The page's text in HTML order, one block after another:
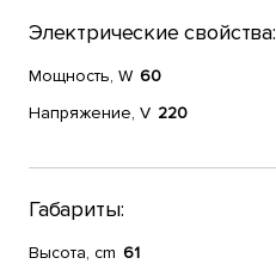
Электрические свойства:
Мощность, W 60
Напряжение, V 220
Габариты:
Высота, cm 61